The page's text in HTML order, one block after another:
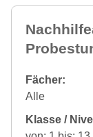
Fächer:
Alle
Klasse /